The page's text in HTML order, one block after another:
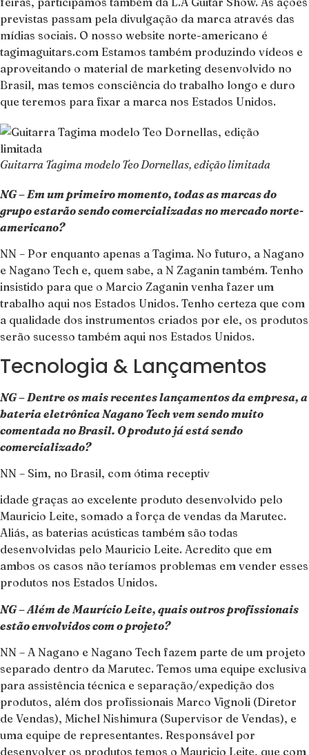
previstas passam pela divulgação da marca através das
mídias sociais. O nosso website norte-americano é
tagimaguitars.com Estamos também produzindo vídeos e
aproveitando o material de marketing desenvolvido no
Brasil, mas temos consciência do trabalho longo e duro
que teremos para fixar a marca nos Estados Unidos.
Guitarra Tagima modelo Teo Dornellas, edição limitada
NG – Em um primeiro momento, todas as marcas do
grupo estarão sendo comercializadas no mercado norte-
americano?
NN – Por enquanto apenas a Tagima. No futuro, a Nagano
e Nagano Tech e, quem sabe, a N Zaganin também. Tenho
insistido para que o Marcio Zaganin venha fazer um
trabalho aqui nos Estados Unidos. Tenho certeza que com
a qualidade dos instrumentos criados por ele, os produtos
serão sucesso também aqui nos Estados Unidos.
Tecnologia & Lançamentos
NG – Dentre os mais recentes lançamentos da empresa, a
bateria eletrônica Nagano Tech vem sendo muito
comentada no Brasil. O produto já está sendo
comercializado?
NN – Sim, no Brasil, com ótima receptiv
idade graças ao excelente produto desenvolvido pelo
Mauricio Leite, somado a força de vendas da Marutec.
Aliás, as baterias acústicas também são todas
desenvolvidas pelo Mauricio Leite. Acredito que em
ambos os casos não teríamos problemas em vender esses
produtos nos Estados Unidos.
NG – Além de Maurício Leite, quais outros profissionais
estão envolvidos com o projeto?
NN – A Nagano e Nagano Tech fazem parte de um projeto
separado dentro da Marutec. Temos uma equipe exclusiva
para assistência técnica e separação/expedição dos
produtos, além dos profissionais Marco Vignoli (Diretor
de Vendas), Michel Nishimura (Supervisor de Vendas), e
uma equipe de representantes. Responsável por
desenvolver os produtos temos o Mauricio Leite, que com